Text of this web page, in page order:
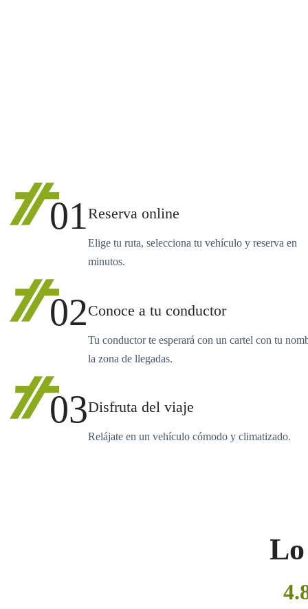
01Reserva online
Elige tu ruta, selecciona tu vehículo y reserva en
minutos.
02Conoce a tu conductor
Tu conductor te esperará con un cartel con tu
la zona de llegadas.
03Disfruta del viaje
Relájate en un vehículo cómodo y climatizado.